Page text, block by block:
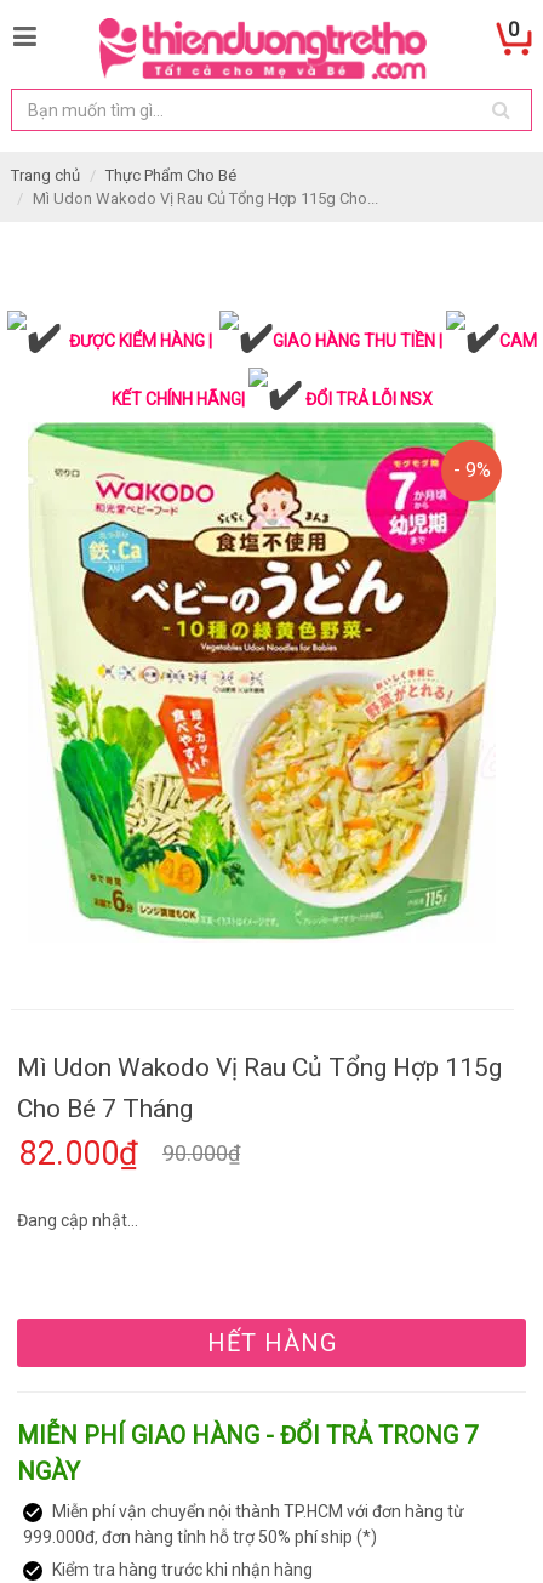
0
Trang chủ
Thực Phẩm Cho Bé
Mì Udon Wakodo Vị Rau Củ Tổng Hợp 115g Cho...
ĐƯỢC KIỂM HÀNG | GIAO HÀNG THU TIỀN | CAM
KẾT CHÍNH HÃNG| ĐỔI TRẢ LỖI NSX
- 9%
Mì Udon Wakodo Vị Rau Củ Tổng Hợp 115g
Cho Bé 7 Tháng
82.000₫ 90.000₫
Đang cập nhật...
HẾT HÀNG
MIỄN PHÍ GIAO HÀNG - ĐỔI TRẢ TRONG 7
NGÀY
Miễn phí vận chuyển nội thành TP.HCM với đơn hàng từ
999.000đ, đơn hàng tỉnh hỗ trợ 50% phí ship (*)
Kiểm tra hàng trước khi nhận hàng